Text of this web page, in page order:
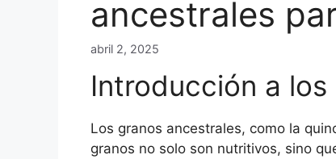
ancestrales
abril 2, 2025
Introducción a
Los granos ancestrales, como la
granos no solo son nutritivos, sino